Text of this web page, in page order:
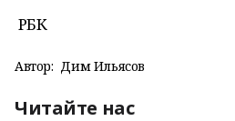
РБК
Автор: Дим Ильясов
Читайте нас